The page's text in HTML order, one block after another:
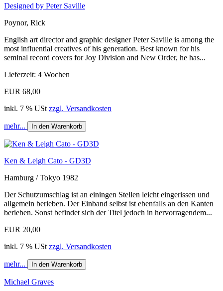
Designed by Peter Saville
Poynor, Rick
English art director and graphic designer Peter Saville is among the
most influential creatives of his generation. Best known for his
seminal record covers for Joy Division and New Order, he has...
Lieferzeit: 4 Wochen
EUR 68,00
inkl. 7 % USt zzgl. Versandkosten
mehr... In den Warenkorb
Ken & Leigh Cato - GD3D
Hamburg / Tokyo 1982
Der Schutzumschlag ist an einingen Stellen leicht eingerissen und
allgemein berieben. Der Einband selbst ist ebenfalls an den Kanten
berieben. Sonst befindet sich der Titel jedoch in hervorragendem...
EUR 20,00
inkl. 7 % USt zzgl. Versandkosten
mehr... In den Warenkorb
Michael Graves